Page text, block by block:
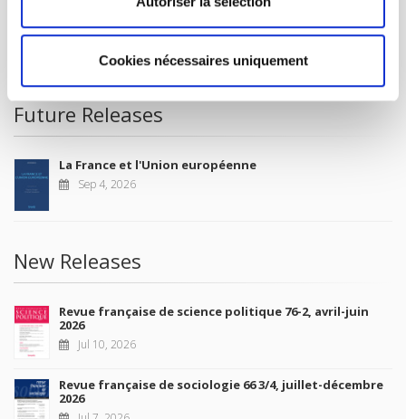
Cookies nécessaires uniquement
CONDITIONS OF SALE
Future Releases
La France et l'Union européenne
Sep 4, 2026
New Releases
Revue française de science politique 76-2, avril-juin
2026
Jul 10, 2026
Revue française de sociologie 66 3/4, juillet-décembre
2026